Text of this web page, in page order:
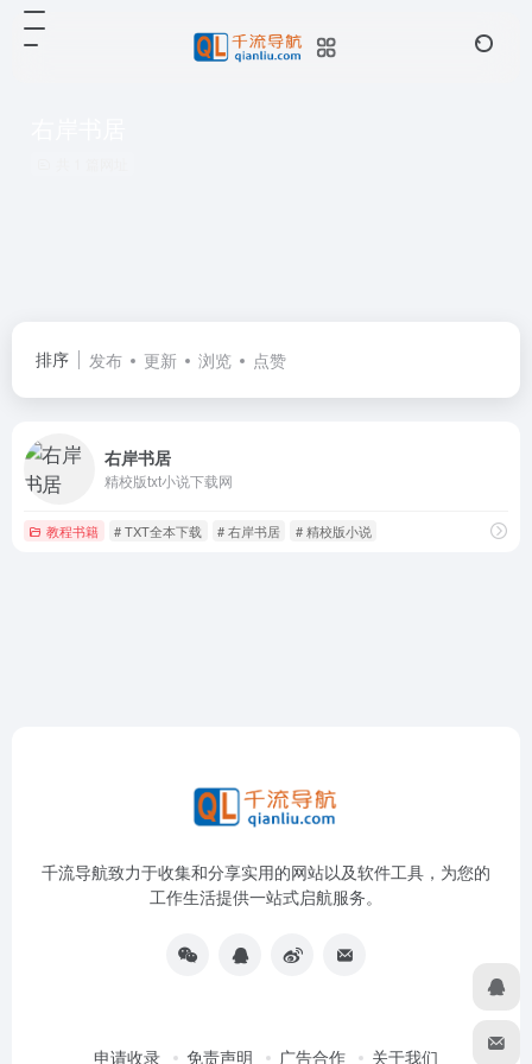
排序 发布 更新 浏览 点赞
右岸书居
精校版txt小说下载网
教程书籍 # TXT全本下载 # 右岸书居 # 精校版小说
千流导航致力于收集和分享实用的网站以及软件工具，为您的
工作生活提供一站式启航服务。
申请收录 免责声明 广告合作 关于我们